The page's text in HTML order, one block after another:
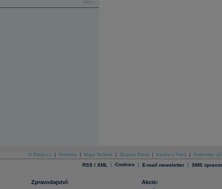
více...
O Patria.cz Reklama Mapa Stránek Skupina Patria Kariéra v Patrii Podmínky
RSS / XML | Cookies | E-mail newsletter | SMS
Zpravodajství:
Akcie: